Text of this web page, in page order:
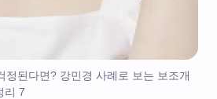
정된다면? 강민경 사례로 보는 보조개
리 7